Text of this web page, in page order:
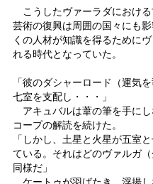
こうしたヴァーラダにおける
芸術の復興は周囲の国々にも
くの人材が知識を得るために
れる時代となっていた。
「彼のダシャーロード（運気
七室を支配し・・・」
アキュバルは葦の筆を手にし
コープの解読を続けた。
「しかし、土星と火星が五室
ている。それはどのヴァルガ
同様だ」